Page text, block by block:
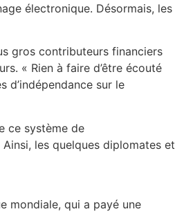
électronique. Désormais, les
gros contributeurs financiers
« Rien à faire d’être écouté
d’indépendance sur le
ce système de
les quelques diplomates et
mondiale, qui a payé une